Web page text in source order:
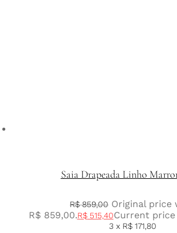
Saia Drapeada Linho
R$859,00 Original price
R$ 859,00.R$515,40Current price
3 x R$171,80